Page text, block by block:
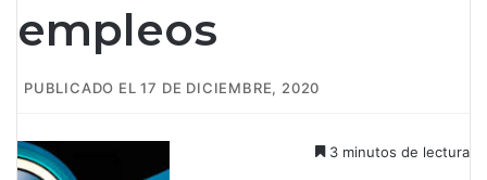
empleos
PUBLICADO EL 17 DE DICIEMBRE, 2020
3 minutos de lectura